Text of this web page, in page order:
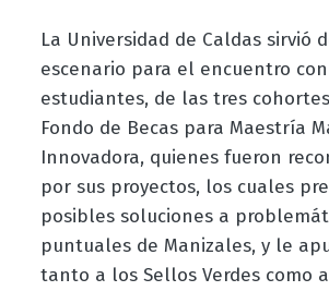
La Universidad de Caldas sirvió
escenario para el encuentro
estudiantes, de las tres
Fondo de Becas para Maestría
Innovadora, quienes fueron
por sus proyectos, los cuales
posibles soluciones a
puntuales de Manizales, y le
tanto a los Sellos Verdes como